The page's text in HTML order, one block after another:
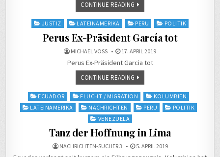
CONTINUE READING
Posted
JUSTIZ LATEINAMERIKA PERU POLITIK
Perus Ex-Präsident García tot
MICHAEL VOSS 17. APRIL 2019
Perus Ex-Präsident Garcia tot
CONTINUE READING
Posted
in
ECUADOR FLUCHT / MIGRATION
KOLUMBIEN
LATEINAMERIKA
NACHRICHTEN PERU
POLITIK
VENEZUELA
Tanz der Hoffnung in Lima
NACHRICHTEN-SUCHER 3 5. APRIL 2019